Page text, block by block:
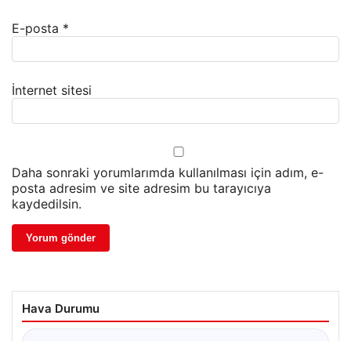
E-posta *
İnternet sitesi
Daha sonraki yorumlarımda kullanılması için adım, e-
posta adresim ve site adresim bu tarayıcıya
kaydedilsin.
Hava Durumu